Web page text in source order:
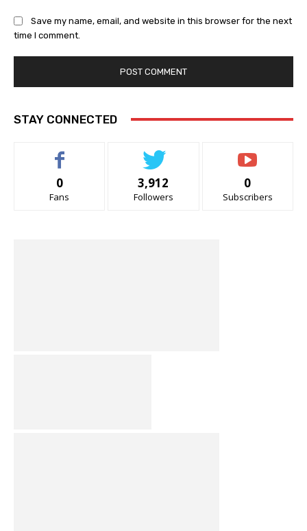
Save my name, email, and website in this browser for the next
time I comment.
STAY CONNECTED
0
Fans
3,912
Followers
0
Subscribers